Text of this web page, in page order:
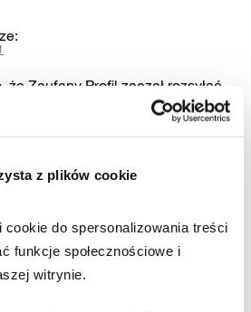
z plików cookie
do spersonalizowania treści
funkcje społecznościowe i
witrynie.
że Zaufany Profil zaczął rozsyłać
a inni myśleli, że to jest scam
w aplikacji nie